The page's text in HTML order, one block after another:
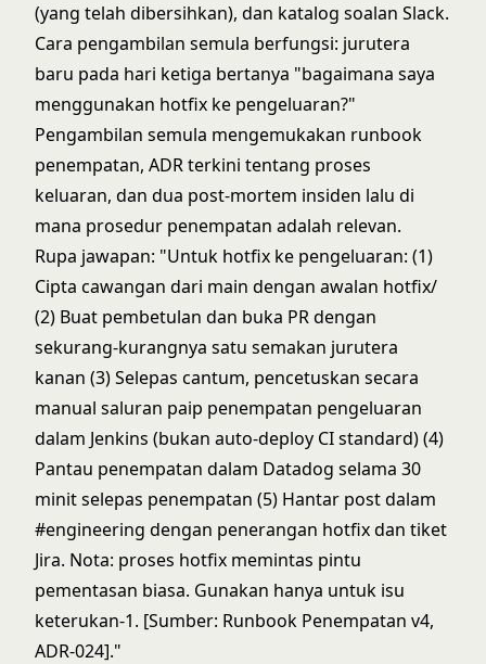
(yang telah dibersihkan), dan katalog soalan Slack.
Cara pengambilan semula berfungsi: jurutera
baru pada hari ketiga bertanya "bagaimana saya
menggunakan hotfix ke pengeluaran?"
Pengambilan semula mengemukakan runbook
penempatan, ADR terkini tentang proses
keluaran, dan dua post-mortem insiden lalu di
mana prosedur penempatan adalah relevan.
Rupa jawapan: "Untuk hotfix ke pengeluaran: (1)
Cipta cawangan dari main dengan awalan hotfix/
(2) Buat pembetulan dan buka PR dengan
sekurang-kurangnya satu semakan jurutera
kanan (3) Selepas cantum, pencetuskan secara
manual saluran paip penempatan pengeluaran
dalam Jenkins (bukan auto-deploy CI standard) (4)
Pantau penempatan dalam Datadog selama 30
minit selepas penempatan (5) Hantar post dalam
#engineering dengan penerangan hotfix dan tiket
Jira. Nota: proses hotfix memintas pintu
pementasan biasa. Gunakan hanya untuk isu
keterukan-1. [Sumber: Runbook Penempatan v4,
ADR-024]."